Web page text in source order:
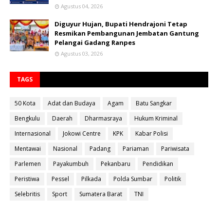
Agustus 04, 2026
Diguyur Hujan, Bupati Hendrajoni Tetap
Resmikan Pembangunan Jembatan Gantung
Pelangai Gadang Ranpes
Agustus 03, 2026
TAGS
50 Kota Adat dan Budaya Agam
Batu Sangkar
Bengkulu
Daerah Dharmasraya
Hukum Kriminal
Internasional
Jokowi Centre KPK
Kabar Polisi
Mentawai
Nasional Padang Pariaman
Pariwisata
Parlemen
Payakumbuh Pekanbaru
Pendidikan
Peristiwa
Pessel Pilkada Polda Sumbar
Politik
Selebritis
Sport Sumatera Barat TNI